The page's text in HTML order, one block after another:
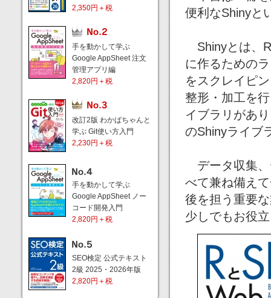
2,350円＋税
手を動かして学ぶ
Google AppSheet 注文
管理アプリ編
2,820円＋税
改訂2版 わかばちゃんと
学ぶ Git使い方入門
2,230円＋税
手を動かして学ぶ
Google AppSheet ノー
コード開発入門
2,820円＋税
SEO検定 公式テキスト
2級 2025・2026年版
2,820円＋税
便利なShinyと
Shinyとは、
に作るための
をスクレイピ
整形・加工を
イブラリがあ
のShinyライブ
データ収集、
べて兼ね備え
後を担う重要
少しでもお役